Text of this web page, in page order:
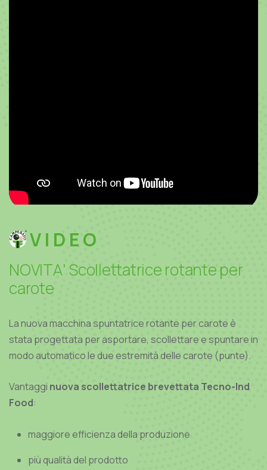
VIDEO
NOVITA'Scollettatricerotanteper
carote
La nuova macchina spuntatrice rotante per carote è
stata progettata per asportare, scollettare e spuntare in
modo automatico le due estremità delle carote (punte).
Vantaggi nuova scollettatrice brevettata Tecno-Ind
Food:
maggiore efficienza della produzione
più qualità del prodotto